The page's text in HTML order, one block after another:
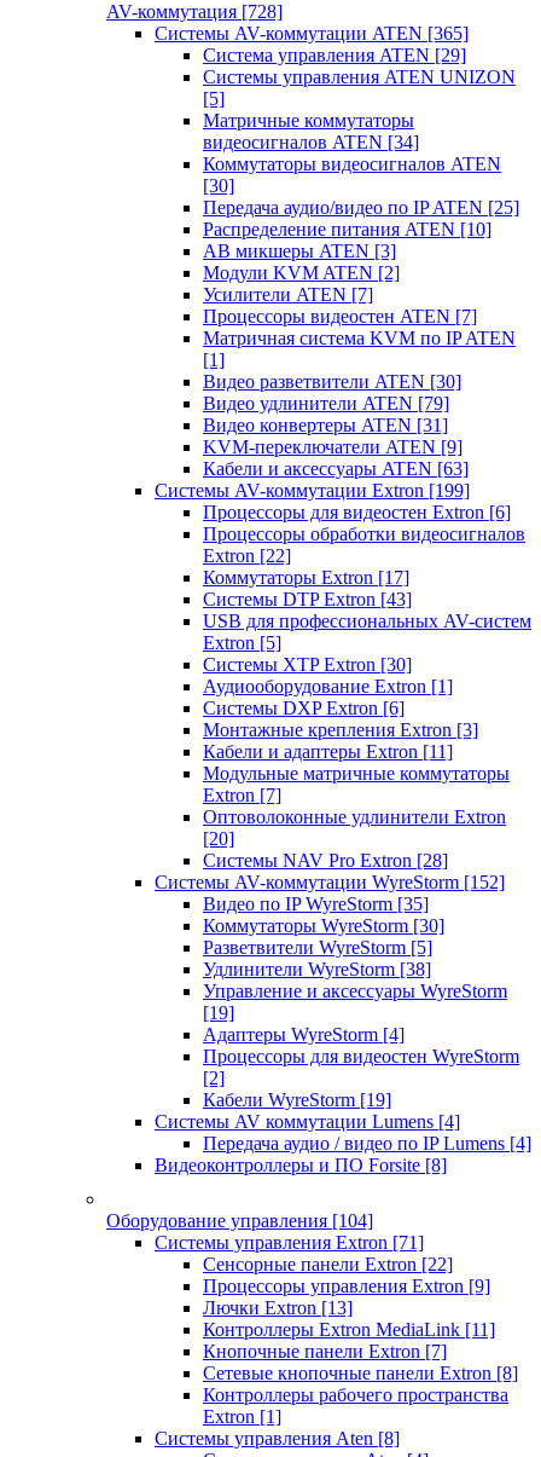
AV-коммутация [728]
Системы AV-коммутации ATEN [365]
Система управления ATEN [29]
Системы управления ATEN UNIZON
[5]
Матричные коммутаторы
видеосигналов ATEN [34]
Коммутаторы видеосигналов ATEN
[30]
Передача аудио/видео по IP ATEN [25]
Распределение питания ATEN [10]
АВ микшеры ATEN [3]
Модули KVM ATEN [2]
Усилители ATEN [7]
Процессоры видеостен ATEN [7]
Матричная система KVM по IP ATEN
[1]
Видео разветвители ATEN [30]
Видео удлинители ATEN [79]
Видео конвертеры ATEN [31]
KVM-переключатели ATEN [9]
Кабели и аксессуары ATEN [63]
Системы AV-коммутации Extron [199]
Процессоры для видеостен Extron [6]
Процессоры обработки видеосигналов
Extron [22]
Коммутаторы Extron [17]
Системы DTP Extron [43]
USB для профессиональных AV-систем
Extron [5]
Системы XTP Extron [30]
Аудиооборудование Extron [1]
Системы DXP Extron [6]
Монтажные крепления Extron [3]
Кабели и адаптеры Extron [11]
Модульные матричные коммутаторы
Extron [7]
Оптоволоконные удлинители Extron
[20]
Системы NAV Pro Extron [28]
Системы AV-коммутации WyreStorm [152]
Видео по IP WyreStorm [35]
Коммутаторы WyreStorm [30]
Разветвители WyreStorm [5]
Удлинители WyreStorm [38]
Управление и аксессуары WyreStorm
[19]
Адаптеры WyreStorm [4]
Процессоры для видеостен WyreStorm
[2]
Кабели WyreStorm [19]
Системы AV коммутации Lumens [4]
Передача аудио / видео по IP Lumens [4]
Видеоконтроллеры и ПО Forsite [8]
Оборудование управления [104]
Системы управления Extron [71]
Сенсорные панели Extron [22]
Процессоры управления Extron [9]
Лючки Extron [13]
Контроллеры Extron MediaLink [11]
Кнопочные панели Extron [7]
Сетевые кнопочные панели Extron [8]
Контроллеры рабочего пространства
Extron [1]
Системы управления Aten [8]